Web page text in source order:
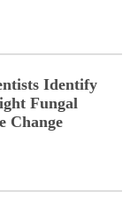
Identify
Fungal
Change